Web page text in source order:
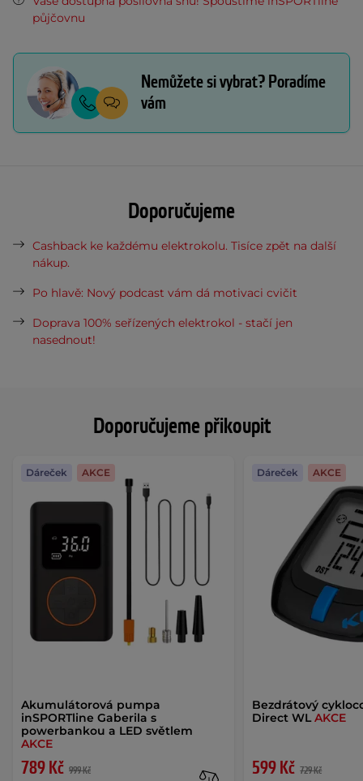
Doporučujeme přikoupit
Akumulátorová pumpa
inSPORTline Gaberila s
powerbankou a LED světlem
AKCE
789 Kč 999 Kč
Dáreček AKCE
Bezdrátový
Direct WLAKCE
599 Kč 729 Kč
Dáreček AKCE
půjčovnu
Nemůžete si vybrat? Poradíme
vám
Doporučujeme
Cashback ke každému elektrokolu. Tisíce zpět na další
nákup.
Po hlavě: Nový podcast vám dá motivaci cvičit
Doprava 100% seřízených elektrokol - stačí jen
nasednout!